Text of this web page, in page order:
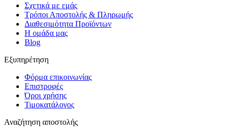
Σχετικά με εμάς
Τρόποι Αποστολής & Πληρωμής
Διαθεσιμότητα Προϊόντων
Η ομάδα μας
Blog
Εξυπηρέτηση
Φόρμα επικοινωνίας
Επιστροφές
Όροι χρήσης
Τιμοκατάλογος
Αναζήτηση αποστολής